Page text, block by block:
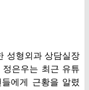
성형외과 상담실장
은우는 최근 유튜
에게 근황을 알렸